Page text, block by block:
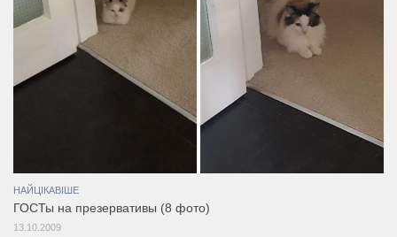
НАЙЦІКАВІШЕ
ГОСТы на презервативы (8 фото)
13.10.2009